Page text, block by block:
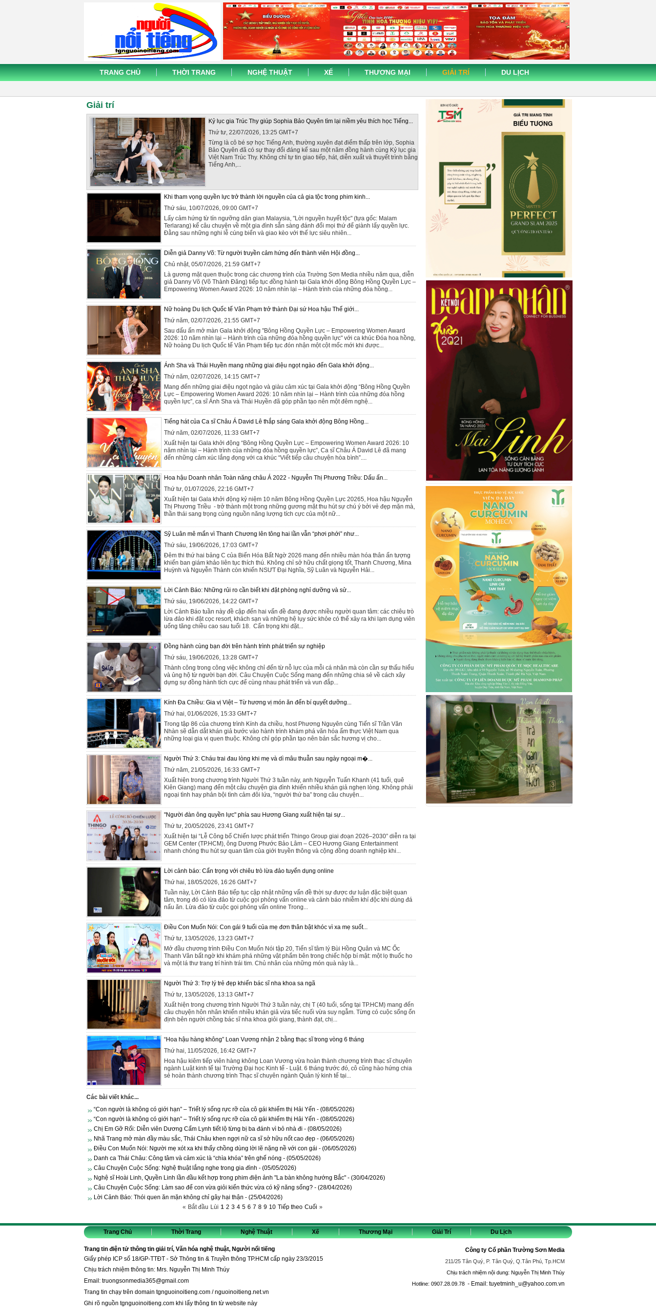
TRANG CHỦ THỜI TRANG NGHỆ THUẬT XẾ THƯƠNG MẠI GIẢI TRÍ DU LỊCH
Giải trí
Kỷ lục gia Trúc Thy giúp Sophia Bảo Quyên tìm lại niềm yêu thích học Tiếng...
Thứ tư, 22/07/2026, 13:25 GMT+7
Từng là cô bé sợ học Tiếng Anh, thường xuyên đạt điểm thấp trên lớp, Sophia
Bảo Quyên đã có sự thay đổi đáng kể sau một năm đồng hành cùng Kỷ lục gia
Việt Nam Trúc Thy. Không chỉ tự tin giao tiếp, hát, diễn xuất và thuyết trình bằng
Tiếng Anh,...
Khi tham vọng quyền lực trở thành lời nguyền của cả gia tộc trong phim kinh...
Thứ sáu, 10/07/2026, 09:00 GMT+7
Lấy cảm hứng từ tín ngưỡng dân gian Malaysia, "Lời nguyền huyết tộc" (tựa gốc: Malam
Terlarang) kể câu chuyện về một gia đình sẵn sàng đánh đổi mọi thứ để giành lấy quyền lực.
Đằng sau những nghi lễ cúng biển và giao kèo với thế lực siêu nhiên...
Diễn giả Danny Võ: Từ người truyền cảm hứng đến thành viên Hội đồng...
Chủ nhật, 05/07/2026, 21:59 GMT+7
Là gương mặt quen thuộc trong các chương trình của Trường Sơn Media nhiều năm qua, diễn
giả Danny Võ (Võ Thành Đăng) tiếp tục đồng hành tại Gala khởi động Bông Hồng Quyền Lực –
Empowering Women Award 2026: 10 năm nhìn lại – Hành trình của những đóa hồng...
Nữ hoàng Du lịch Quốc tế Vân Phạm trở thành Đại sứ Hoa hậu Thế giới...
Thứ năm, 02/07/2026, 21:55 GMT+7
Sau dấu ấn mở màn Gala khởi động "Bông Hồng Quyền Lực – Empowering Women Award
2026: 10 năm nhìn lại – Hành trình của những đóa hồng quyền lực" với ca khúc Đóa hoa hồng,
Nữ hoàng Du lịch Quốc tế Vân Phạm tiếp tục đón nhận một cột mốc mới khi được...
Ánh Sha và Thái Huyền mang những giai điệu ngọt ngào đến Gala khởi động...
Thứ năm, 02/07/2026, 14:15 GMT+7
Mang đến những giai điệu ngọt ngào và giàu cảm xúc tại Gala khởi động “Bông Hồng Quyền
Lực – Empowering Women Award 2026: 10 năm nhìn lại – Hành trình của những đóa hồng
quyền lực”, ca sĩ Ánh Sha và Thái Huyền đã góp phần tạo nên một đêm nghệ...
Tiếng hát của Ca sĩ Châu Á David Lê thắp sáng Gala khởi động Bông Hồng...
Thứ năm, 02/07/2026, 11:33 GMT+7
Xuất hiện tại Gala khởi động “Bông Hồng Quyền Lực – Empowering Women Award 2026: 10
năm nhìn lại – Hành trình của những đóa hồng quyền lực”, Ca sĩ Châu Á David Lê đã mang
đến những cảm xúc lắng đọng với ca khúc “Viết tiếp câu chuyện hòa bình”....
Hoa hậu Doanh nhân Toàn năng châu Á 2022 - Nguyễn Thị Phương Triều: Dấu ấn...
Thứ tư, 01/07/2026, 22:16 GMT+7
Xuất hiện tại Gala khởi động kỷ niệm 10 năm Bông Hồng Quyền Lực 20265, Hoa hậu Nguyễn
Thị Phương Triều - trở thành một trong những gương mặt thu hút sự chú ý bởi vẻ đẹp mặn mà,
thần thái sang trọng cùng nguồn năng lượng tích cực của một nữ...
Sỹ Luân mê mẩn vì Thanh Chương lên tông hai lần vẫn “phơi phới” như...
Thứ sáu, 19/06/2026, 17:03 GMT+7
Đêm thi thứ hai bảng C của Biến Hóa Bất Ngờ 2026 mang đến nhiều màn hóa thân ấn tượng
khiến ban giám khảo liên tục thích thú. Không chỉ sở hữu chất giọng tốt, Thanh Chương, Mina
Huỳnh và Nguyễn Thành còn khiến NSƯT Đại Nghĩa, Sỹ Luân và Nguyễn Hải...
Lời Cảnh Báo: Những rủi ro cần biết khi đặt phòng nghỉ dưỡng và sử...
Thứ sáu, 19/06/2026, 14:22 GMT+7
Lời Cảnh Báo tuần này đề cập đến hai vấn đề đang được nhiều người quan tâm: các chiêu trò
lừa đảo khi đặt cọc resort, khách sạn và những hệ lụy sức khỏe có thể xảy ra khi lạm dụng viên
uống tăng chiều cao sau tuổi 18. Cẩn trọng khi đặt...
Đồng hành cùng bạn đời trên hành trình phát triển sự nghiệp
Thứ sáu, 19/06/2026, 13:28 GMT+7
Thành công trong công việc không chỉ đến từ nỗ lực của mỗi cá nhân mà còn cần sự thấu hiểu
và ủng hộ từ người bạn đời. Câu Chuyện Cuộc Sống mang đến những chia sẻ về cách xây
dựng sự đồng hành tích cực để cùng nhau phát triển và vun đắp...
Kính Đa Chiều: Gia vị Việt – Từ hương vị món ăn đến bí quyết dưỡng...
Thứ hai, 01/06/2026, 15:33 GMT+7
Trong tập 86 của chương trình Kính đa chiều, host Phương Nguyên cùng Tiến sĩ Trần Văn
Nhàn sẽ dẫn dắt khán giả bước vào hành trình khám phá văn hóa ẩm thực Việt Nam qua
những loại gia vị quen thuộc. Không chỉ góp phần tạo nên bản sắc hương vị cho...
Người Thứ 3: Cháu trai đau lòng khi mẹ và dì mâu thuẫn sau ngày ngoại m�...
Thứ năm, 21/05/2026, 16:33 GMT+7
Xuất hiện trong chương trình Người Thứ 3 tuần này, anh Nguyễn Tuấn Khanh (41 tuổi, quê
Kiên Giang) mang đến một câu chuyện gia đình khiến nhiều khán giả nghẹn lòng. Không phải
ngoại tình hay phản bội tình cảm đôi lứa, “người thứ ba” trong câu chuyện...
"Người đàn ông quyền lực" phía sau Hương Giang xuất hiện tại sự...
Thứ tư, 20/05/2026, 23:41 GMT+7
Xuất hiện tại “Lễ Công bố Chiến lược phát triển Thingo Group giai đoạn 2026–2030” diễn ra tại
GEM Center (TP.HCM), ông Dương Phước Bảo Lâm – CEO Hương Giang Entertainment
nhanh chóng thu hút sự quan tâm của giới truyền thông và cộng đồng doanh nghiệp khi...
Lời cảnh báo: Cẩn trọng với chiêu trò lừa đảo tuyển dụng online
Thứ hai, 18/05/2026, 16:26 GMT+7
Tuần này, Lời Cảnh Báo tiếp tục cập nhật những vấn đề thời sự được dư luận đặc biệt quan
tâm, trong đó có lừa đảo từ cuộc gọi phỏng vấn online và cảnh báo nhiễm khí độc khi dùng đá
nấu ăn. Lừa đảo từ cuộc gọi phỏng vấn online Trong...
Điều Con Muốn Nói: Con gái 9 tuổi của mẹ đơn thân bật khóc vì xa mẹ suốt...
Thứ tư, 13/05/2026, 13:23 GMT+7
Mở đầu chương trình Điều Con Muốn Nói tập 20, Tiến sĩ tâm lý Bùi Hồng Quân và MC Ốc
Thanh Vân bất ngờ khi khám phá những vật phẩm bên trong chiếc hộp bí mật: một lọ thuốc ho
và một lá thư trang trí hình trái tim. Chủ nhân của những món quà này là...
Người Thứ 3: Trợ lý trẻ đẹp khiến bác sĩ nha khoa sa ngã
Thứ tư, 13/05/2026, 13:13 GMT+7
Xuất hiện trong chương trình Người Thứ 3 tuần này, chị T (40 tuổi, sống tại TP.HCM) mang đến
câu chuyện hôn nhân khiến nhiều khán giả vừa tiếc nuối vừa suy ngẫm. Từng có cuộc sống ổn
định bên người chồng bác sĩ nha khoa giỏi giang, thành đạt, chị...
“Hoa hậu hàng không” Loan Vương nhận 2 bằng thạc sĩ trong vòng 6 tháng
Thứ hai, 11/05/2026, 16:42 GMT+7
Hoa hậu kiêm tiếp viên hàng không Loan Vương vừa hoàn thành chương trình thạc sĩ chuyên
ngành Luật kinh tế tại Trường Đại học Kinh tế - Luật. 6 tháng trước đó, cô cũng hào hứng chia
sẻ hoàn thành chương trình Thạc sĩ chuyên ngành Quản lý kinh tế tại...
Các bài viết khác...
“Con người là không có giới hạn” – Triết lý sống rực rỡ của cô gái khiếm thị Hải Yến - (08/05/2026)
“Con người là không có giới hạn” – Triết lý sống rực rỡ của cô gái khiếm thị Hải Yến - (08/05/2026)
Chị Em Gỡ Rối: Diễn viên Dương Cẩm Lynh tiết lộ từng bị ba đánh vì bỏ nhà đi - (08/05/2026)
Nhã Trang mở màn đầy màu sắc, Thái Châu khen ngợi nữ ca sĩ sở hữu nốt cao đẹp - (06/05/2026)
Điều Con Muốn Nói: Người mẹ xót xa khi thấy chồng dùng lời lẽ nặng nề với con gái - (06/05/2026)
Danh ca Thái Châu: Công tâm và cảm xúc là “chìa khóa” trên ghế nóng - (05/05/2026)
Câu Chuyện Cuộc Sống: Nghệ thuật lắng nghe trong gia đình - (05/05/2026)
Nghệ sĩ Hoài Linh, Quyền Linh lần đầu kết hợp trong phim điện ảnh "La bàn không hướng Bắc" - (30/04/2026)
Câu Chuyện Cuộc Sống: Làm sao để con vừa giỏi kiến thức vừa có kỹ năng sống? - (28/04/2026)
Lời Cảnh Báo: Thói quen ăn mặn không chỉ gây hại thận - (25/04/2026)
« Bắt đầu Lùi 1 2 3 4 5 6 7 8 9 10 Tiếp theo Cuối »
Trang Chủ Thời Trang Nghệ Thuật Xế Thương Mại Giải Trí Du Lịch
Trang tin điện tử thông tin giải trí, Văn hóa nghệ thuật, Người nổi tiếng
Giấy phép ICP số 18/GP-TTĐT - Sở Thông tin & Truyền thông TP.HCM cấp ngày 23/3/2015
Chịu trách nhiệm thông tin: Mrs. Nguyễn Thị Minh Thúy
Email: truongsonmedia365@gmail.com
Trang tin chạy trên domain tgnguoinoitieng.com /nguoinoitieng.net.vn
Ghi rõ nguồn tgnguoinoitieng.com khi lấy thông tin từ website này
Công ty Cổ phần Trường Sơn Media
211/25 Tân Quý, P. Tân Quý, Q.Tân Phú, Tp.HCM
Chịu trách nhiệm nội dung: Nguyễn Thị Minh Thúy
Hotline: 0907.28.09.78 - Email: tuyetminh_u@yahoo.com.vn